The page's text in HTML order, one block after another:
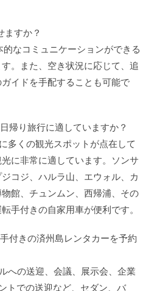
ますか？
なコミュニケーションができる
。また、空き状況に応じて、追
イドを手配することも可能で
帰り旅行に適していますか？
多くの観光スポットが点在して
に非常に適しています。ソンサ
コジ、ハルラ山、エウォル、カ
館、チュンムン、西帰浦、その
手付きの自家用車が便利です。
付きの済州島レンタカーを予約
への送迎、会議、展示会、企業
トでの送迎など、セダン、バ